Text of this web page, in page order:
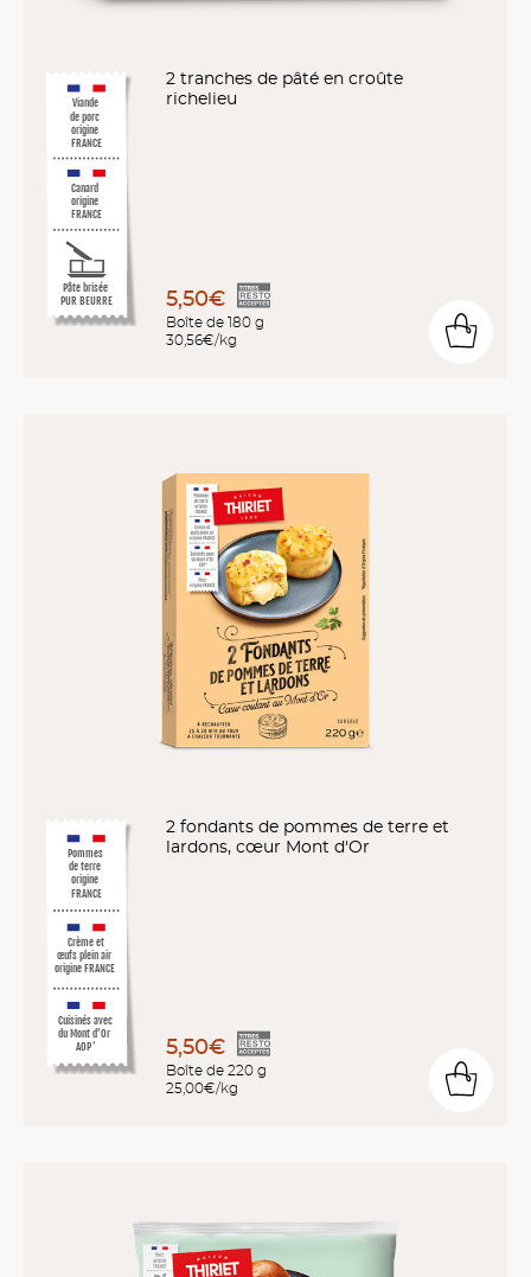
Pâte brisée
PUR BEURRE
Viande
de porc
origine
FRANCE
Canard
origine
FRANCE
2 tranches de pâté en croûte
richelieu
5,50€
Boîte de 180 g
30,56€/kg
Pommes
de terre
origine
FRANCE
Crème et
œufs plein air
origine FRANCE
Cuisinés avec
du Mont d’Or
AOP*
2 fondants de pommes de terre et
lardons, cœur Mont d'Or
5,50€
Boîte de 220 g
25,00€/kg